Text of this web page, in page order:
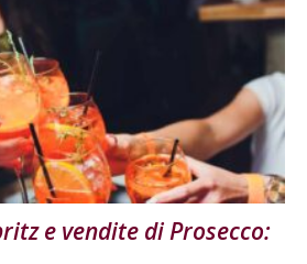
e vendite di Prosecco: